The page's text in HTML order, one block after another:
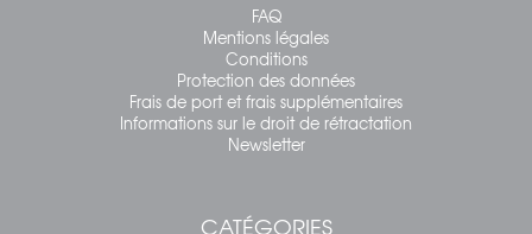
FAQ
Mentions légales
Conditions
Protection des données
Frais de port et frais supplémentaires
Informations sur le droit de rétractation
Newsletter
CATÉGORIES